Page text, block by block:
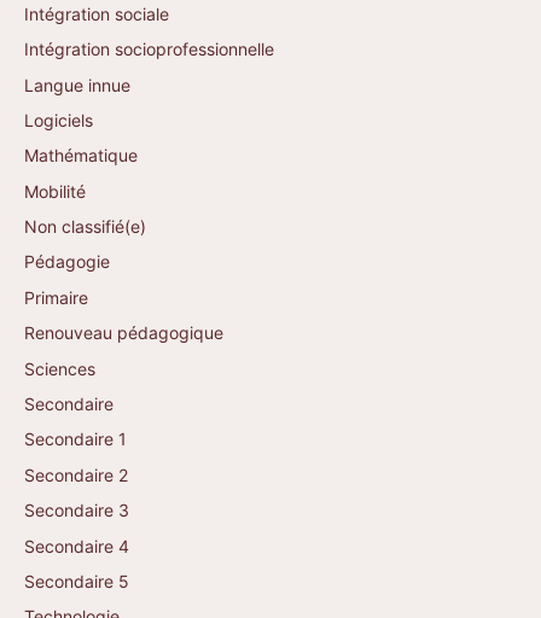
Intégration sociale
Intégration socioprofessionnelle
Langue innue
Logiciels
Mathématique
Mobilité
Non classifié(e)
Pédagogie
Primaire
Renouveau pédagogique
Sciences
Secondaire
Secondaire 1
Secondaire 2
Secondaire 3
Secondaire 4
Secondaire 5